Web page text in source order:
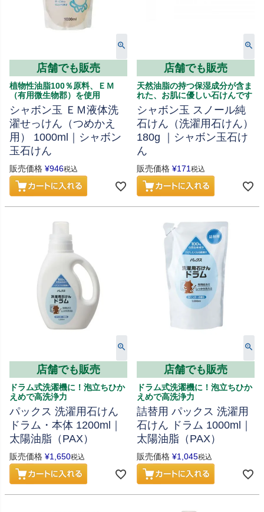
店舗でも販売
植物性油脂100％原料、ＥＭ
（有用微生物郡）を使用
シャボン玉 ＥＭ液体洗
濯せっけん（つめかえ
用） 1000ml｜シャボン
玉石けん
販売価格 ¥946税込
店舗でも販売
天然油脂の持つ保湿成分が含ま
れた、お肌に優しい石けんです
シャボン玉 スノール純
石けん（洗濯用石けん）
180g ｜シャボン玉石け
ん
販売価格 ¥171税込
店舗でも販売
ドラム式洗濯機に！泡立ちひか
えめで高洗浄力
パックス 洗濯用石けん
ドラム・本体 1200ml｜
太陽油脂（PAX）
販売価格 ¥1,650税込
店舗でも販売
ドラム式洗濯機に！泡立ちひか
えめで高洗浄力
詰替用 パックス 洗濯用
石けん ドラム 1000ml｜
太陽油脂（PAX）
販売価格 ¥1,045税込